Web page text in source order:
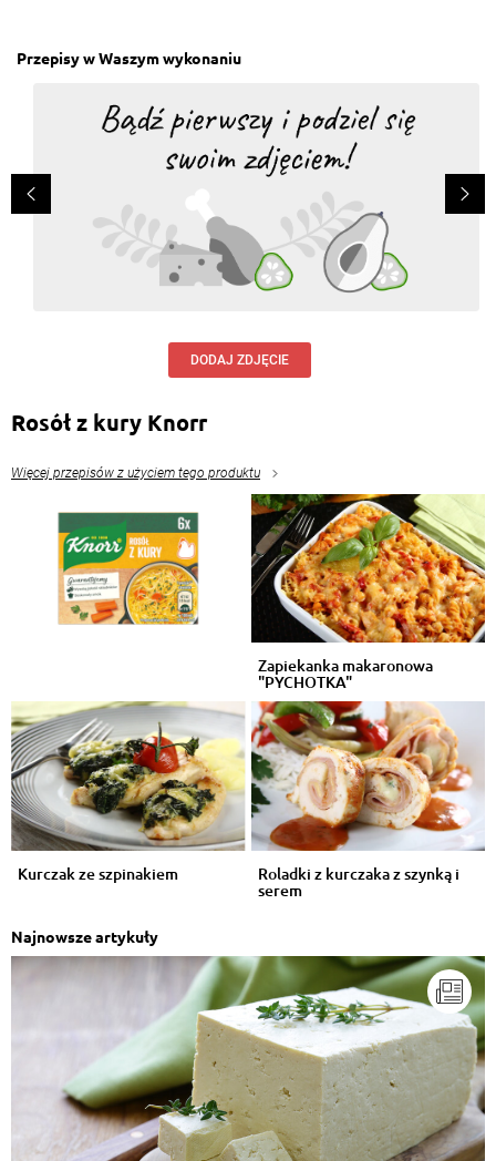
Przepisy w Waszym wykonaniu
DODAJ ZDJĘCIE
Rosół z kury Knorr
Więcej przepisów z użyciem tego produktu
Zapiekanka makaronowa
"PYCHOTKA"
Kurczak ze szpinakiem Roladki z kurczaka z szynką i
serem
Najnowsze artykuły